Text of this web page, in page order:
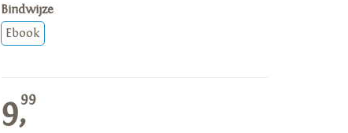
Bindwijze
Ebook
9,99